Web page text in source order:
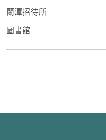
蘭潭招待所
圖書館